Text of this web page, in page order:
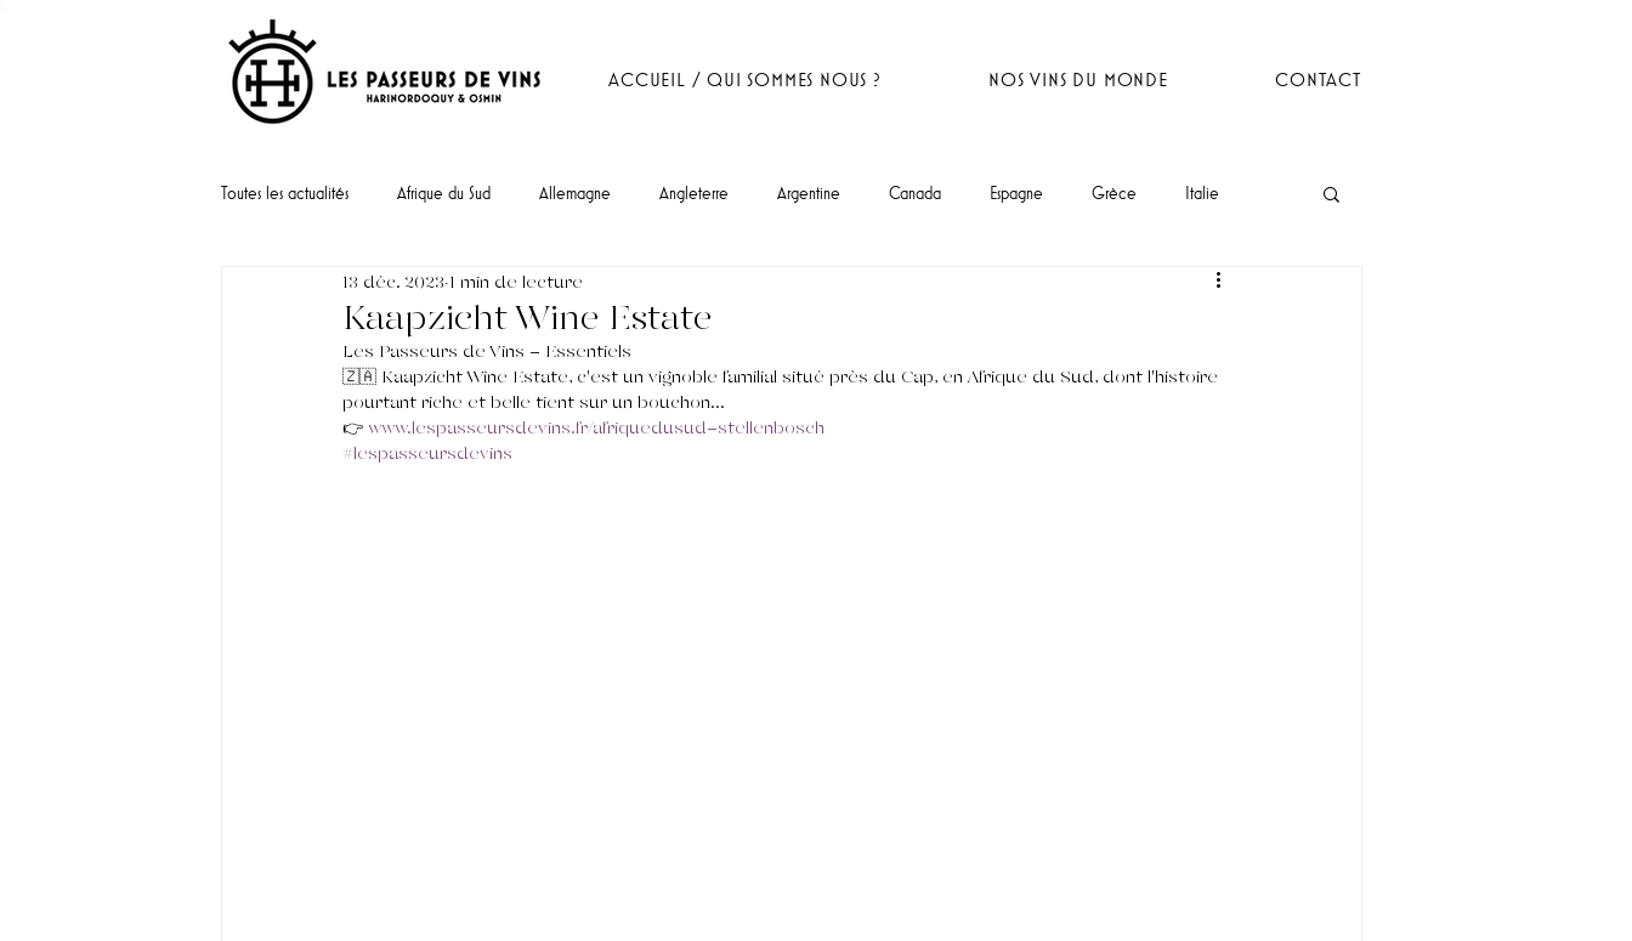
ACCUEIL / QUI SOMMES NOUS ? NOS VINS DU MONDE CONTACT
Toutes les actualités Afrique du Sud Allemagne Angleterre Argentine Canada Espagne Grèce Italie
Kaapzicht Wine Estate
13 déc. 2023 1 min de lecture
Les Passeurs de Vins - Essentiels
🇿🇦 Kaapzicht Wine Estate, c'est un vignoble familial situé près du Cap, en Afrique du Sud, dont l'histoire
pourtant riche et belle tient sur un bouchon...
👉 www.lespasseursdevins.fr/afriquedusud-stellenbosch
#lespasseursdevins